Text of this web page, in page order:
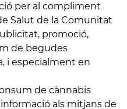
per al compliment
Salut de la Comunitat
promoció,
de begudes
i especialment en
de cànnabis
als mitjans de